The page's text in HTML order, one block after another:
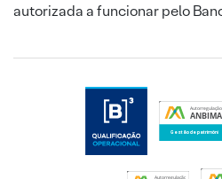
autorizada a funcionar pelo